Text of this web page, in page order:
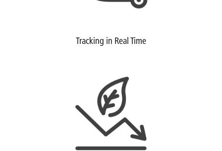
Tracking in Real Time